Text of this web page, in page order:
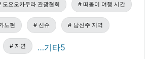
카무라(도요오카촌) 카미이네(카미이
49-3395 위 주소로 표시되지 않는 경
주오 보육원(도요오카무라 주오 보육
오십시오. 《도요오카무라 주오 보육
す。
도요오카무라 관광협회 떠돌이 여행 시간
노현 신슈 남신주 지역
자연 …기타5